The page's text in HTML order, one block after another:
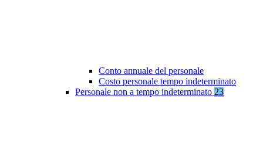
Conto annuale del personale
Costo personale tempo indeterminato
Personale non a tempo indeterminato 23